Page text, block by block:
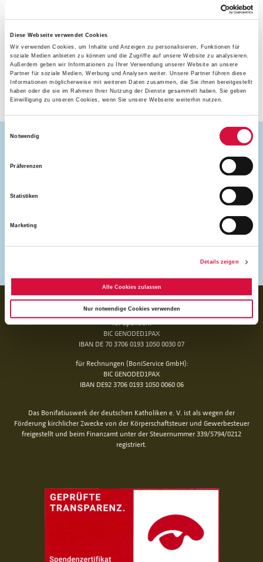
Diese Webseite verwendet Cookies
Wir verwenden Cookies, um Inhalte und Anzeigen zu personalisieren, Funktionen für
soziale Medien anbieten zu können und die Zugriffe auf unsere Website zu analysieren.
Außerdem geben wir Informationen zu Ihrer Verwendung unserer Website an unsere
Partner für soziale Medien, Werbung und Analysen weiter. Unsere Partner führen diese
Informationen möglicherweise mit weiteren Daten zusammen, die Sie ihnen bereitgestellt
haben oder die sie im Rahmen Ihrer Nutzung der Dienste gesammelt haben. Sie geben
Einwilligung zu unseren Cookies, wenn Sie unsere Webseite weiterhin nutzen.
Notwendig
Präferenzen
Statistiken
Marketing
Details zeigen
Alle Cookies zulassen
Nur notwendige Cookies verwenden
Bezdelīga für sein Engagement und schließt ihn in die
Gebete der Hausgemeinschaft mit ein.
(pk/as)
Mehr zum Thema
(16.11.2020)
BANKVERBINDUNG
für Spenden:
BIC GENODED1PAX
IBAN DE 70 3706 0193 1050 0030 07
für Rechnungen (BoniService GmbH):
BIC GENODED1PAX
IBAN DE92 3706 0193 1050 0060 06
Das Bonifatiuswerk der deutschen Katholiken e. V. ist als wegen der
Förderung kirchlicher Zwecke von der Körperschaftsteuer und Gewerbesteuer
freigestellt und beim Finanzamt unter der Steuernummer 339/5794/0212
registriert.